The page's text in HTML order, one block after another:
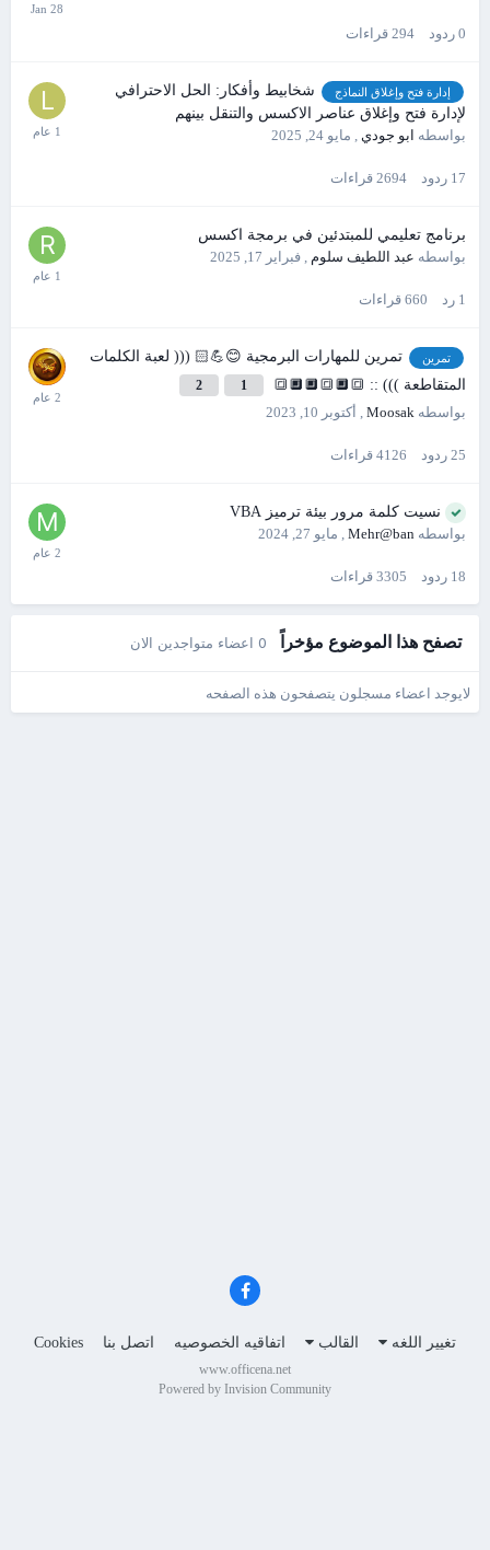
0 ردود 294 قراءات
إدارة فتح وإغلاق النماذج
شخابيط وأفكار: الحل الاحترافي
لإدارة فتح وإغلاق عناصر الاكسس والتنقل بينهم
بواسطه ابو جودي, مايو 24, 2025
17 ردود 2694 قراءات
برنامج تعليمي للمبتدئين في برمجة اكسس
بواسطه عبد اللطيف سلوم, فبراير 17, 2025
1 رد 660 قراءات
تمرين
تمرين للمهارات البرمجية 😊💪🏻 ((( لعبة الكلمات
المتقاطعة ))) :: 🔳🔲🔳🔲🔲🔳
1
2
بواسطه Moosak
, أكتوبر 10, 2023
25 ردود 4126 قراءات
نسيت كلمة مرور بيئة ترميز VBA
بواسطه Mehr@ban
, مايو 27, 2024
18 ردود 3305 قراءات
تصفح هذا الموضوع مؤخراً 0 اعضاء متواجدين الان
لايوجد اعضاء مسجلون يتصفحون هذه الصفحه
تغيير اللغه القالب اتفاقيه الخصوصيه اتصل بنا Cookies
www.officena.net
Powered by Invision Community